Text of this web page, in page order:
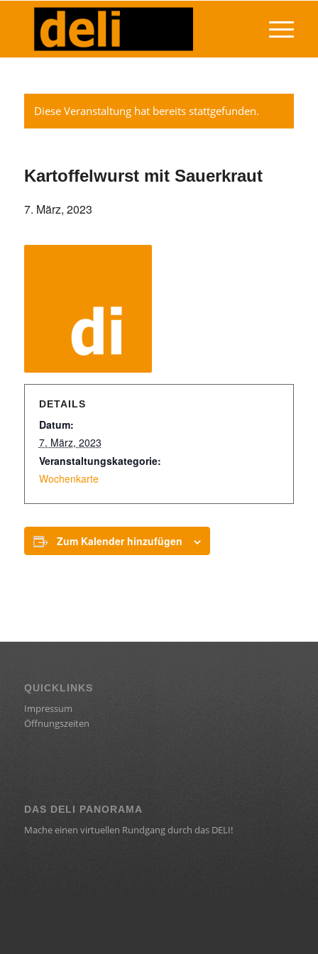
Diese Veranstaltung hat bereits stattgefunden.
Kartoffelwurst mit Sauerkraut
7. März, 2023
DETAILS
Datum:
7. März, 2023
Veranstaltungskategorie:
Wochenkarte
Zum Kalender hinzufügen
QUICKLINKS
Impressum
Öffnungszeiten
DAS DELI PANORAMA
Mache einen virtuellen Rundgang durch das DELI!